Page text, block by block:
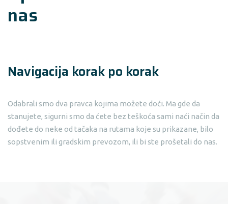
nas
Navigacija korak po korak
Odabrali smo dva pravca kojima možete doći. Ma gde da
stanujete, sigurni smo da ćete bez teškoća sami naći način da
dođete do neke od tačaka na rutama koje su prikazane, bilo
sopstvenim ili gradskim prevozom, ili bi ste prošetali do nas.